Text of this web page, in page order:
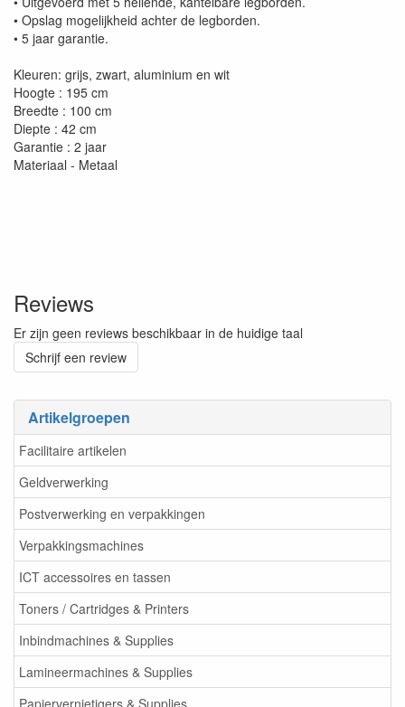
Artikelgroepen
Facilitaire artikelen
Geldverwerking
Postverwerking en verpakkingen
Verpakkingsmachines
ICT accessoires en tassen
Toners / Cartridges & Printers
Inbindmachines & Supplies
Lamineermachines & Supplies
• Opslag mogelijkheid achter de legborden.
• 5 jaar garantie.
Kleuren: grijs, zwart, aluminium en wit
Hoogte : 195 cm
Breedte : 100 cm
Diepte : 42 cm
Garantie : 2 jaar
Materiaal - Metaal
Reviews
Er zijn geen reviews beschikbaar in de huidige taal
Schrijf een review